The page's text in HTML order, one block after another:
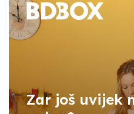
Zar još uvijek